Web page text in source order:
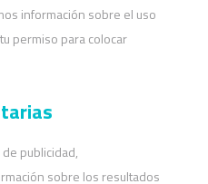
información sobre el uso
permiso para colocar
publicidad,
sobre los resultados